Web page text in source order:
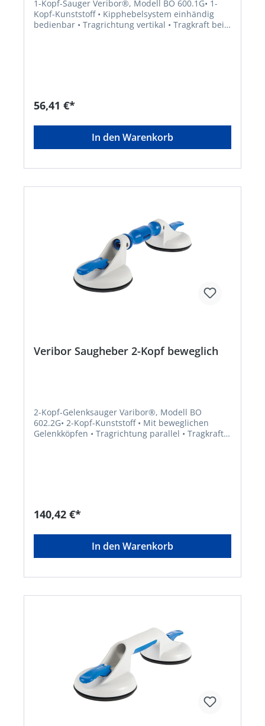
1-Kopf-Sauger Veribor®, Modell BO 600.1G• 1-
Kopf-Kunststoff • Kipphebelsystem einhändig
bedienbar • Tragrichtung vertikal • Tragkraft bei
56,41 €*
In den Warenkorb
Veribor Saugheber 2-Kopf beweglich
2-Kopf-Gelenksauger Varibor®, Modell BO
602.2G• 2-Kopf-Kunststoff • Mit beweglichen
Gelenkköpfen • Tragrichtung parallel • Tragkraft
140,42 €*
In den Warenkorb